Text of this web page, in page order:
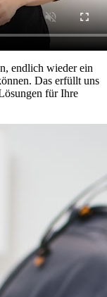
endlich wieder ein
Das erfüllt uns
für Ihre